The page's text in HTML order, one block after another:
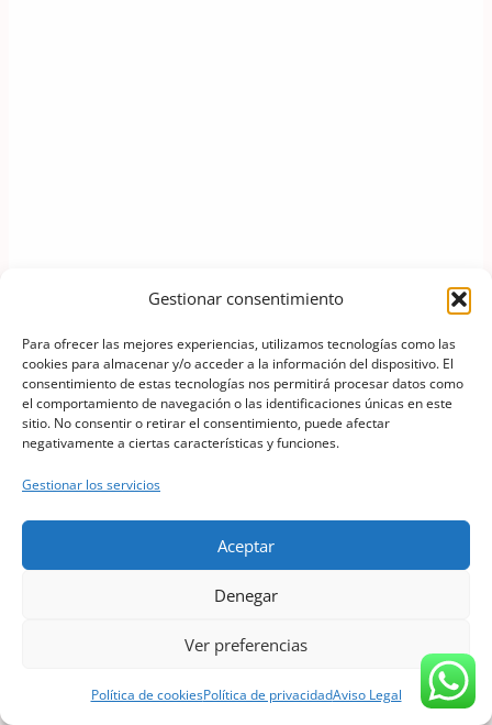
Gestionar consentimiento
Para ofrecer las mejores experiencias, utilizamos tecnologías como las
cookies para almacenar y/o acceder a la información del dispositivo. El
consentimiento de estas tecnologías nos permitirá procesar datos como
el comportamiento de navegación o las identificaciones únicas en este
sitio. No consentir o retirar el consentimiento, puede afectar
negativamente a ciertas características y funciones.
Gestionar los servicios
Aceptar
Denegar
Ver preferencias
Política de cookiesPolítica de privacidadAviso Legal